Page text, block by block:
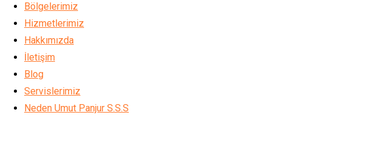
Bölgelerimiz
Hizmetlerimiz
Hakkımızda
İletişim
Blog
Servislerimiz
Neden Umut Panjur S.S.S